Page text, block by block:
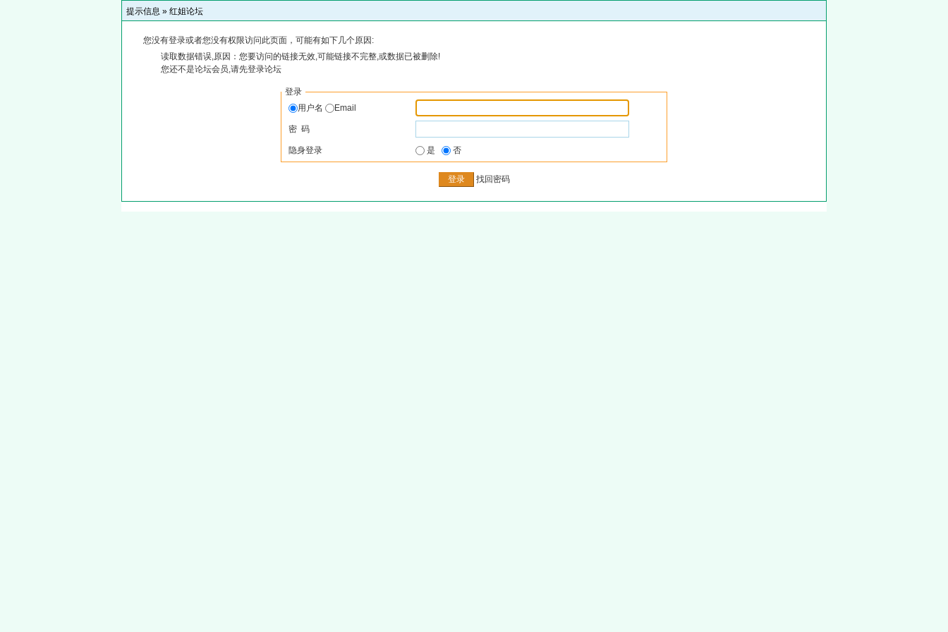
提示信息 » 红姐论坛
您没有登录或者您没有权限访问此页面，可能有如下几个原因:
读取数据错误,原因：您要访问的链接无效,可能链接不完整,或数据已被删除!
您还不是论坛会员,请先登录论坛
登录
用户名
Email
密 码
隐身登录 是 否
找回密码